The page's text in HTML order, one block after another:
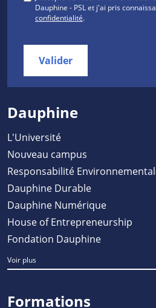
Dauphine - PSL et j'ai pris
confidentialité.
Valider
Dauphine
L'Université
Nouveau campus
Responsabilité
Dauphine Durable
Dauphine Numérique
House of Entrepreneurship
Fondation Dauphine
Voir plus
Formations